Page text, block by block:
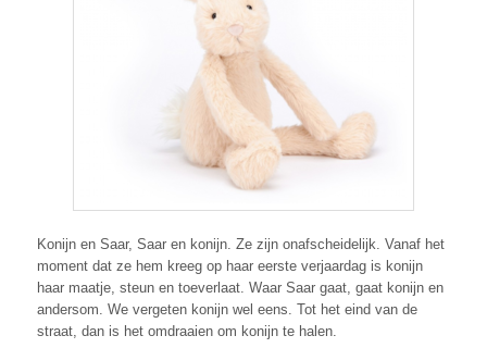
Konijn en Saar, Saar en konijn. Ze zijn onafscheidelijk. Vanaf het
moment dat ze hem kreeg op haar eerste verjaardag is konijn
haar maatje, steun en toeverlaat. Waar Saar gaat, gaat konijn en
andersom. We vergeten konijn wel eens. Tot het eind van de
straat, dan is het omdraaien om konijn te halen.